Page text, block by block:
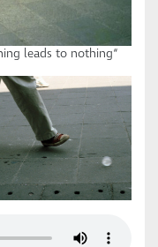
leads to nothing“